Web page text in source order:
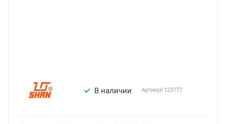
В наличии Артикул 123777